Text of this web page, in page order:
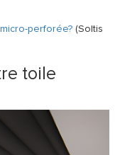
perforée? (Soltis
toile